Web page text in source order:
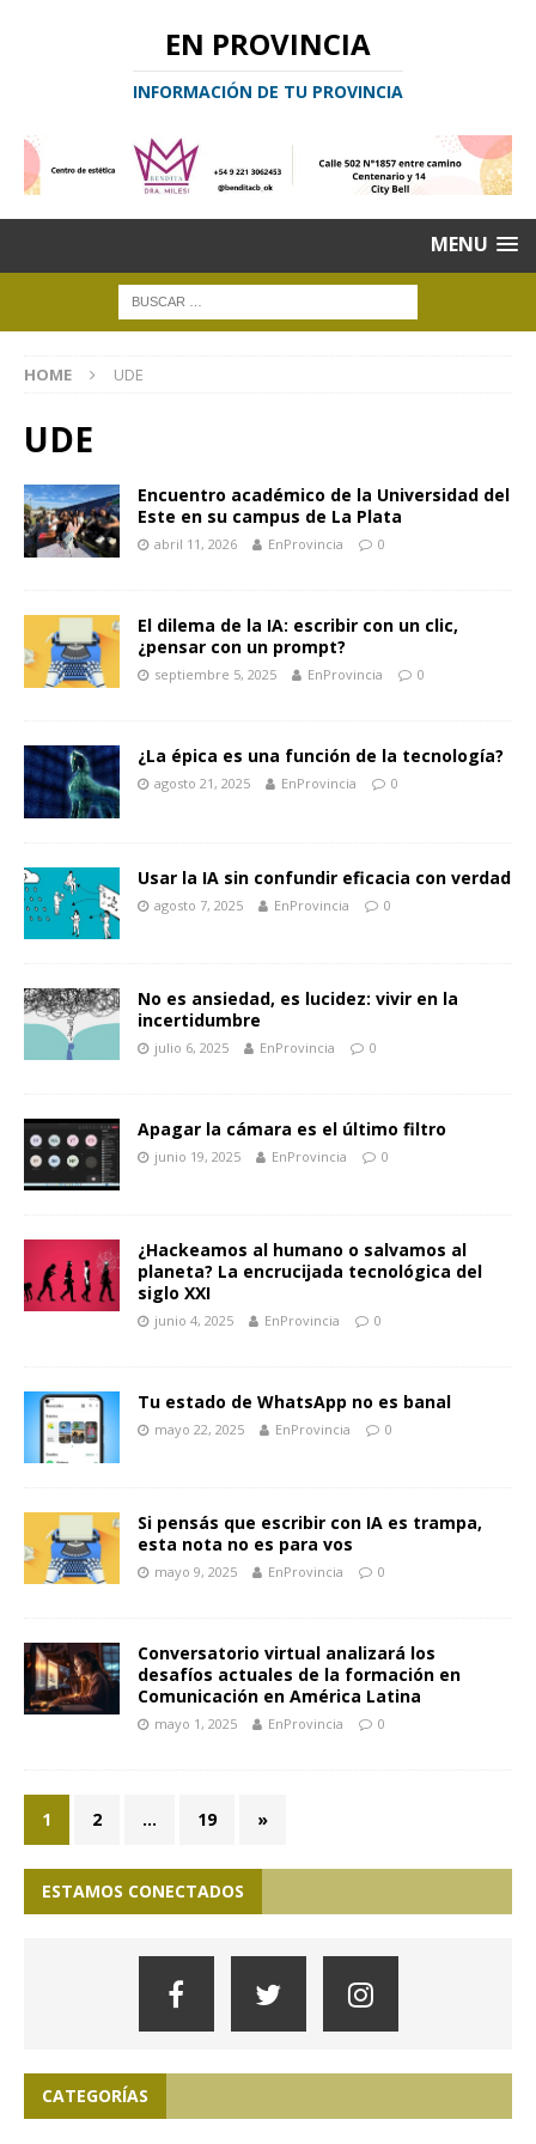
EN PROVINCIA
INFORMACIÓN DE TU PROVINCIA
MENU
HOME UDE
UDE
Encuentro académico de la Universidad del
Este en su campus de La Plata
abril 11, 2026 EnProvincia 0
El dilema de la IA: escribir con un clic,
¿pensar con un prompt?
septiembre 5, 2025 EnProvincia 0
¿La épica es una función de la tecnología?
agosto 21, 2025 EnProvincia 0
Usar la IA sin confundir eficacia con verdad
agosto 7, 2025 EnProvincia 0
No es ansiedad, es lucidez: vivir en la
incertidumbre
julio 6, 2025 EnProvincia 0
Apagar la cámara es el último filtro
junio 19, 2025 EnProvincia 0
¿Hackeamos al humano o salvamos al
planeta? La encrucijada tecnológica del
siglo XXI
junio 4, 2025 EnProvincia 0
Tu estado de WhatsApp no es banal
mayo 22, 2025 EnProvincia 0
Si pensás que escribir con IA es trampa,
esta nota no es para vos
mayo 9, 2025 EnProvincia 0
Conversatorio virtual analizará los
desafíos actuales de la formación en
Comunicación en América Latina
mayo 1, 2025 EnProvincia 0
1 2 … 19 »
ESTAMOS CONECTADOS
CATEGORÍAS